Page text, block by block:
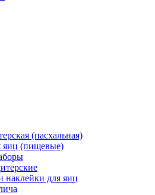
(пасхальная)
яиц (пищевые)
наклейки для яиц